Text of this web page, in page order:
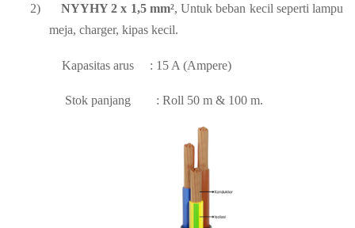
2) NYYHY 2 x 1,5 mm², Untuk beban kecil seperti lampu
meja, charger, kipas kecil.
Kapasitas arus : 15 A (Ampere)
Stok panjang : Roll 50 m & 100 m.